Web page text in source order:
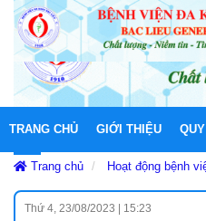
TRANG CHỦ GIỚI THIỆU
Trang chủ
Hoạt động bệnh
Thứ 4, 23/08/2023 15:23